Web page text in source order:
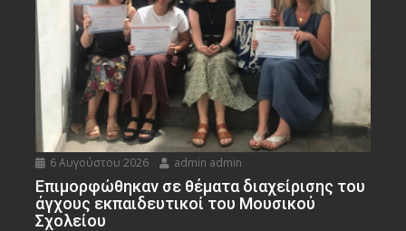
6 Αυγούστου 2026 admin admin
Eπιμορφώθηκαν σε θέματα διαχείρισης του
άγχους εκπαιδευτικοί του Μουσικού
Σχολείου